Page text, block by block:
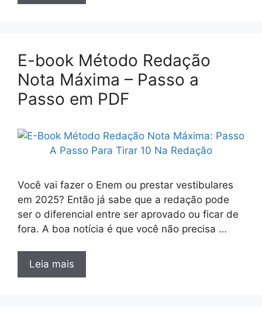
E-book Método Redação
Nota Máxima – Passo a
Passo em PDF
Você vai fazer o Enem ou prestar vestibulares
em 2025? Então já sabe que a redação pode
ser o diferencial entre ser aprovado ou ficar de
fora. A boa notícia é que você não precisa …
Leia mais